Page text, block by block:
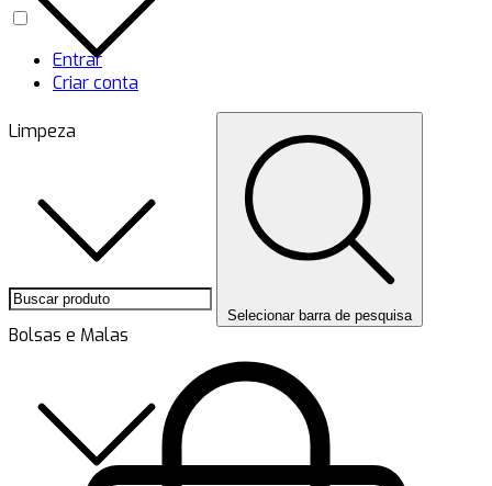
Limpeza
Bolsas e Malas
Entrar
Criar conta
Selecionar barra de pesquisa